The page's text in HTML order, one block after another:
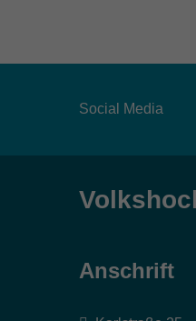
Social Media
Anschrift